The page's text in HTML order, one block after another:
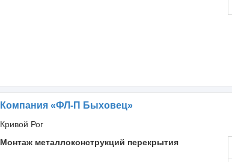
Компания «ФЛ-П Быховец»
Кривой Рог
Монтаж металлоконструкций перекрытия